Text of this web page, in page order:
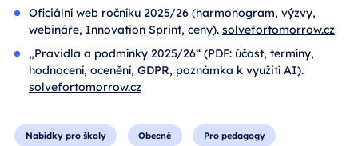
Oficiální web ročníku 2025/26 (harmonogram, výzvy,
webináře, Innovation Sprint, ceny). solvefortomorrow.cz
„Pravidla a podmínky 2025/26“ (PDF: účast, termíny,
hodnocení, ocenění, GDPR, poznámka k využití AI).
solvefortomorrow.cz
Nabídky pro školy Obecné Pro pedagogy